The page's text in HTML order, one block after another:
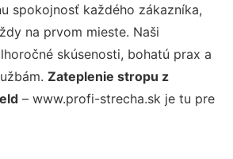
spokojnosť každého zákazníka,
na prvom mieste. Naši
skúsenosti, bohatú prax a
Zateplenie stropu z
– www.profi-strecha.sk je tu pre